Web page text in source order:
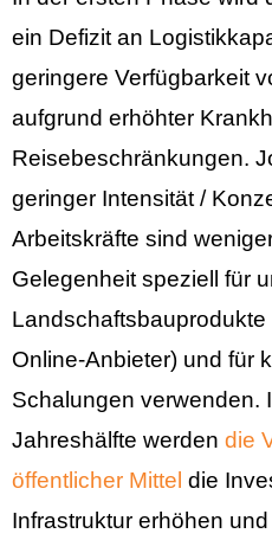
ein Defizit an
geringere Verfügbarkeit
aufgrund erhöhter
Reisebeschränkungen.
geringer Intensität /
Arbeitskräfte sind
Gelegenheit speziell für
Online-Anbieter) und für
Schalungen verwenden.
Jahreshälfte werden die
öffentlicher Mittel die
Infrastruktur erhöhen